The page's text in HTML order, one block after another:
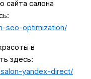
сайта салона
seo-optimization/
в
здесь:
yandex-direct/